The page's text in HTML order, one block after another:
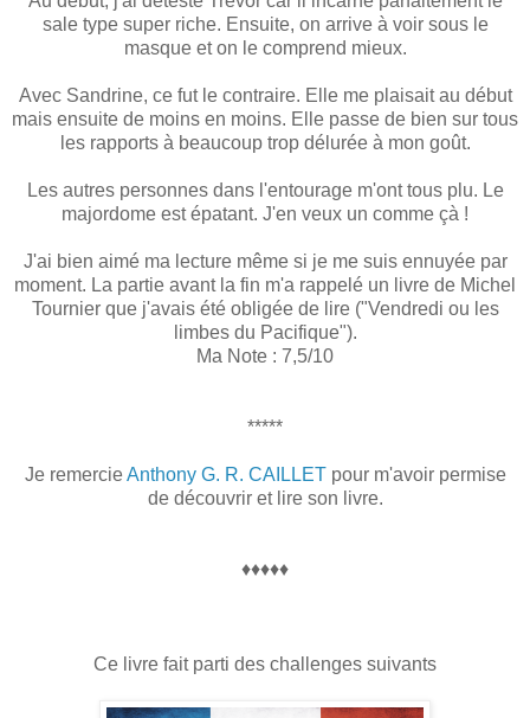
sale type super riche. Ensuite, on arrive à voir sous le
masque et on le comprend mieux.
Avec Sandrine, ce fut le contraire. Elle me plaisait au début
mais ensuite de moins en moins. Elle passe de bien sur tous
les rapports à beaucoup trop délurée à mon goût.
Les autres personnes dans l'entourage m'ont tous plu. Le
majordome est épatant. J'en veux un comme çà !
J'ai bien aimé ma lecture même si je me suis ennuyée par
moment. La partie avant la fin m'a rappelé un livre de Michel
Tournier que j'avais été obligée de lire ("Vendredi ou les
limbes du Pacifique").
Ma Note : 7,5/10
*****
Je remercieAnthony G. R. CAILLETpour m'avoir permise
de découvrir et lire son livre.
♦♦♦♦♦
Ce livre fait parti des challenges suivants